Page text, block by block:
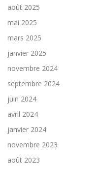
août 2025
mai 2025
mars 2025
janvier 2025
novembre 2024
septembre 2024
juin 2024
avril 2024
janvier 2024
novembre 2023
août 2023